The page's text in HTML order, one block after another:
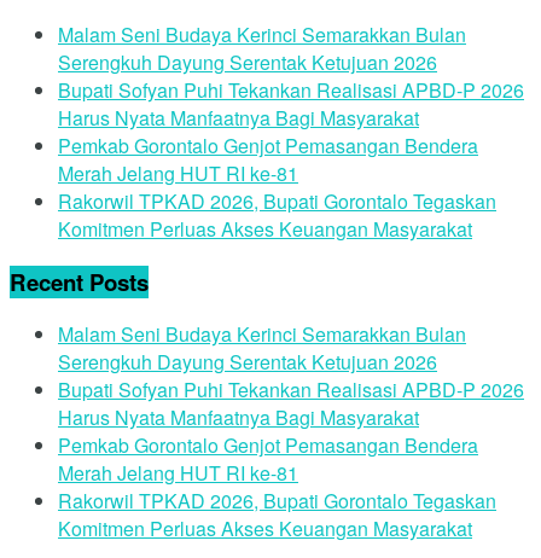
Malam Seni Budaya Kerinci Semarakkan Bulan
Serengkuh Dayung Serentak Ketujuan 2026
Bupati Sofyan Puhi Tekankan Realisasi APBD-P 2026
Harus Nyata Manfaatnya Bagi Masyarakat
Pemkab Gorontalo Genjot Pemasangan Bendera
Merah Jelang HUT RI ke-81
Rakorwil TPKAD 2026, Bupati Gorontalo Tegaskan
Komitmen Perluas Akses Keuangan Masyarakat
Recent Posts
Malam Seni Budaya Kerinci Semarakkan Bulan
Serengkuh Dayung Serentak Ketujuan 2026
Bupati Sofyan Puhi Tekankan Realisasi APBD-P 2026
Harus Nyata Manfaatnya Bagi Masyarakat
Pemkab Gorontalo Genjot Pemasangan Bendera
Merah Jelang HUT RI ke-81
Rakorwil TPKAD 2026, Bupati Gorontalo Tegaskan
Komitmen Perluas Akses Keuangan Masyarakat